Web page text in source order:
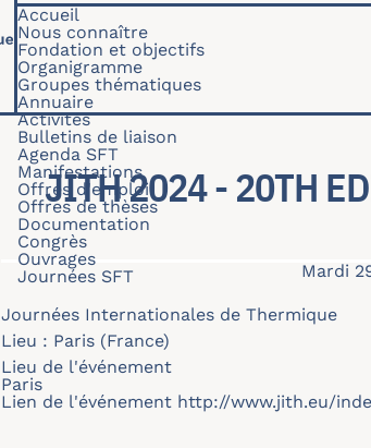
Navigation principale
Accueil
Nous connaître
Fondation et objectifs
Organigramme
Groupes thématiques
Annuaire
Activités
Bulletins de liaison
Agenda SFT
Manifestations
Offres d'emploi
Offres de thèses
Documentation
Congrès
Ouvrages
Journées SFT
JITH 2024 - 20TH
Mardi
Journées Internationales de Thermique
Lieu : Paris (France)
Lieu de l'événement
Paris
Lien de l'événement http://www.jith.eu/